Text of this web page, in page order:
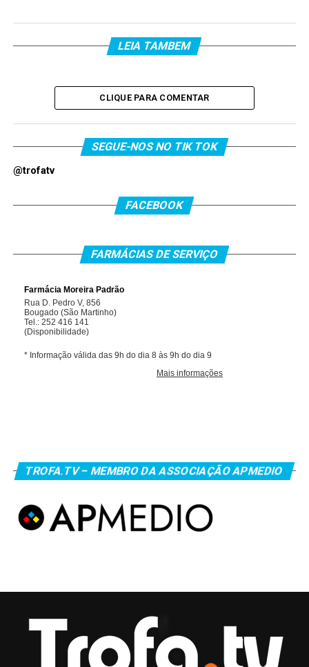
LEIA TAMBEM
CLIQUE PARA COMENTAR
SEGUE-NOS NO TIK TOK
@trofatv
FACEBOOK
FARMÁCIAS DE SERVIÇO
TROFA.TV – MEMBRO DA ASSOCIAÇÃO APMEDIO